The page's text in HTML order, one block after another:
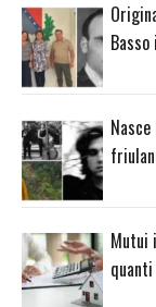
Mutui